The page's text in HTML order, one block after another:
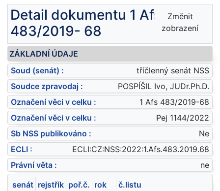
Detail dokumentu 1 Afs
483/2019- 68
Změnit
zobrazení
ZÁKLADNÍ ÚDAJE
Soud (senát) :
tříčlenný senát NSS
Soudce zpravodaj :
POSPÍŠIL Ivo, JUDr.Ph.D.
Označení věci v celku :
1 Afs 483/2019-68
Označení věci v celku :
Pej 1144/2022
Sb NSS publikováno :
Ne
ECLI :
ECLI:CZ:NSS:2022:1.Afs.483.2019.68
Právní věta :
ne
senát rejstřík poř.č. rok
č.listu